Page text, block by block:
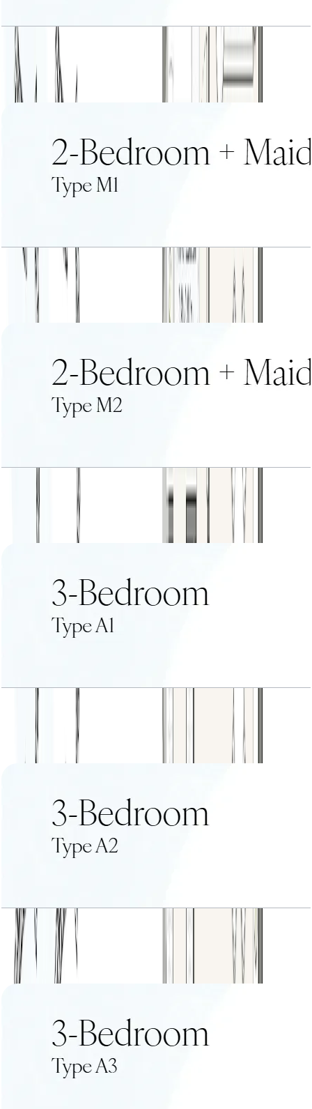
2 BR+Maid Type L1
باز کردن چیدمان
2 BR+Maid Type M1
باز کردن چیدمان
2 BR+Maid Type M2
باز کردن چیدمان
3 BR+Type A1
باز کردن چیدمان
3 BR+Type A2
باز کردن چیدمان